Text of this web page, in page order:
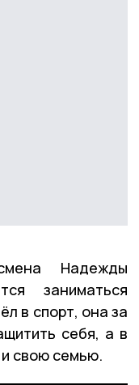
Надежды
заниматься
в спорт, она за
себя, а в
свою семью.